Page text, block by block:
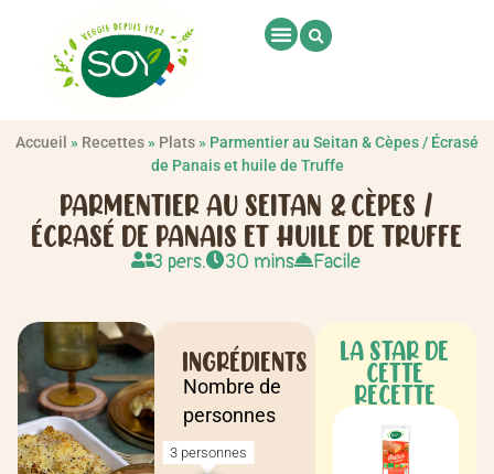
Accueil » Recettes » Plats » Parmentier au Seitan & Cèpes / Écrasé
de Panais et huile de Truffe
PARMENTIER AU SEITAN & CÈPES /
ÉCRASÉ DE PANAIS ET HUILE DE TRUFFE
3 pers. 30 mins Facile
INGRÉDIENTS
Nombre de
personnes
3 personnes
LA STAR DE
CETTE
RECETTE